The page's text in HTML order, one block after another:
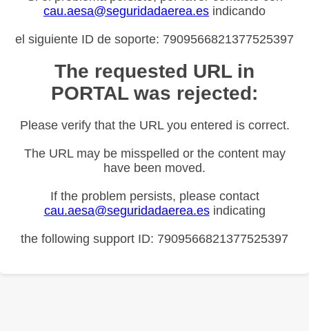
cau.aesa@seguridadaerea.es indicando
el siguiente ID de soporte: 7909566821377525397
The requested URL in
PORTAL was rejected:
Please verify that the URL you entered is correct.
The URL may be misspelled or the content may
have been moved.
If the problem persists, please contact
cau.aesa@seguridadaerea.esindicating
the following support ID: 7909566821377525397